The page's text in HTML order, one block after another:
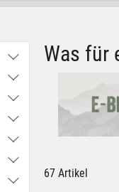
Was für
67 Artikel